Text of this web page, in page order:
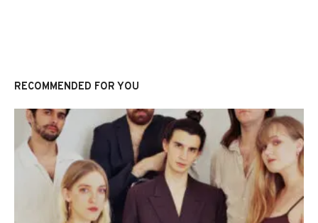
RECOMMENDED FOR YOU